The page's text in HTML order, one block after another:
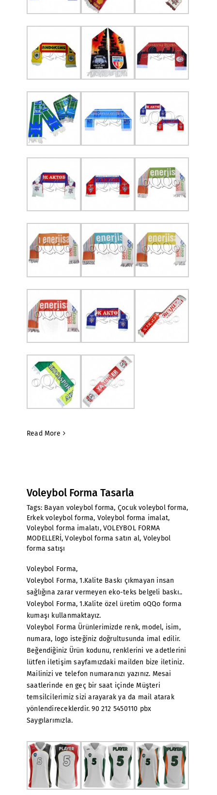
Read More
Voleybol Forma Tasarla
Tags: Bayan voleybol forma, Çocuk voleybol forma,
Erkek voleybol forma, Voleybol forma imalat,
Voleybol forma imalatı,VOLEYBOL FORMA
MODELLERİ,Voleybol forma satın al, Voleybol
forma satışı
Voleybol Forma,
Voleybol Forma, 1.Kalite Baskı çıkmayan insan
sağlığına zarar vermeyen eko-teks belgeli baskı..
Voleybol Forma, 1.Kalite özel üretim oQQo forma
kumaşı kullanmaktayız.
Voleybol Forma Ürünlerimizde renk, model, isim,
numara, logo isteğiniz doğrultusunda imal edilir.
Beğendiğiniz Ürün kodunu, renklerini ve adetlerini
lütfen iletişim sayfamızdaki mailden bize iletiniz.
Mailinizi ve telefon numaranızı yazınız. Mesai
saatlerinde en geç bir saat içinde Müşteri
temsilcilerimiz sizi arayarak ya da mail atarak
yönlendireceklerdir. 90 212 5450110 pbx
Saygılarımızla.